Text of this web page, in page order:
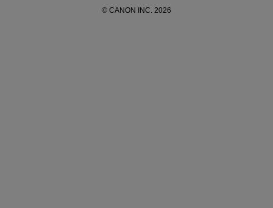
© CANON INC. 2026